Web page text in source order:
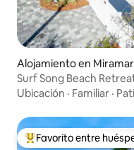
Alojamiento en
Surf Song Beach
Ubicación · Familiar ·
Favorito entre
Favorito entre